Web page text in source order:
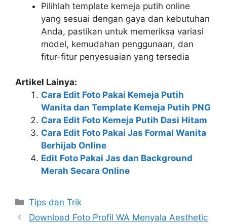
Pilihlah template kemeja putih online
yang sesuai dengan gaya dan kebutuhan
Anda, pastikan untuk memeriksa variasi
model, kemudahan penggunaan, dan
fitur-fitur penyesuaian yang tersedia
Artikel Lainya:
Cara Edit Foto Pakai Kemeja Putih
Wanita dan Template Kemeja Putih PNG
Cara Edit Foto Kemeja Putih Dasi Hitam
Cara Edit Foto Pakai Jas Formal Wanita
Berhijab Online
Edit Foto Pakai Jas dan Background
Merah Secara Online
Kategori
Tips dan Trik
Download Foto Profil WA Menyala Aesthetic